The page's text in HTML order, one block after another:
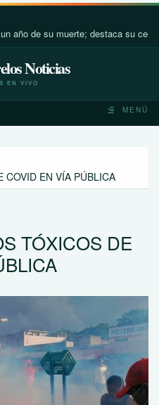
de su muerte; destaca su
Noticias
EN VIVO
MENÚ
COVID EN VÍA PÚBLICA
TÓXICOS DE